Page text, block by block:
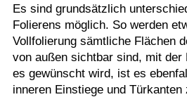
Es sind grundsätzlich
Folierens möglich. So werden
Vollfolierung sämtliche Flächen
von außen sichtbar sind, mit der
es gewünscht wird, ist es
inneren Einstiege und Türkanten